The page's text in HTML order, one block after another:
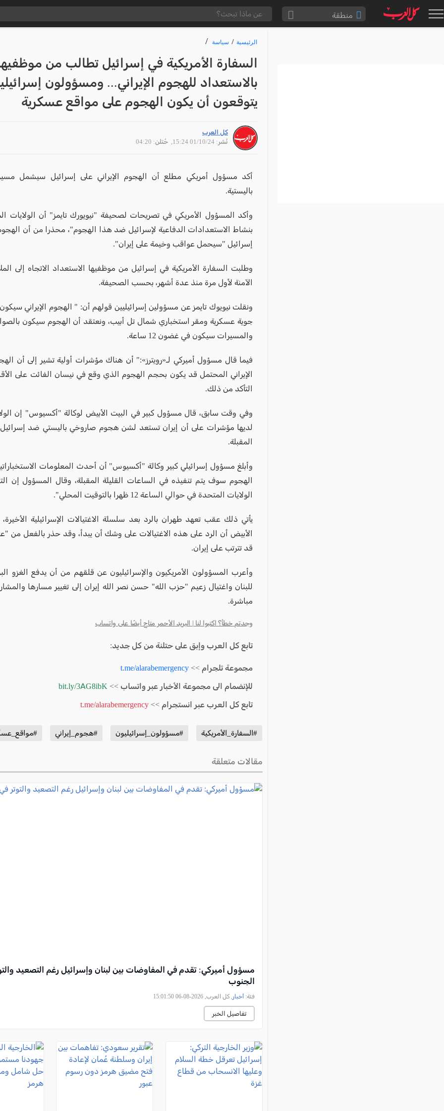
منطقة
الرئيسية سياسة
السفارة الأمريكية في إسرائيل تطالب من
بالاستعداد للهجوم الإيراني... ومسؤولون
يتوقعون أن يكون الهجوم على مواقع عسكرية
كل العرب
نُشر: 01/10/24 15:24
, حُتلن: 04:20
أكد مسؤول أمريكي مطلع أن الهجوم الإيراني على إسرائيل سيشمل
باليستية.
وأكد المسؤول الأمريكي في تصريحات لصحيفة "نيويورك تايمز" أن الولايات
بنشاط الاستعدادات الدفاعية لإسرائيل ضد هذا الهجوم"، محذرا من أن
إسرائيل "سيحمل عواقب وخيمة على إيران".
وطلبت السفارة الأمريكية في إسرائيل من موظفيها الاستعداد الاتجاه إلى
الآمنة لأول مرة منذ عدة أشهر، بحسب الصحيفة.
جوية عسكرية ومقر استخباري شمال تل أبيب، ونعتقد أن الهجوم سيكون
والمسيرات سيكون في غضون 12 ساعة.
فيما قال مسؤول أميركي لـ«رويترز»:" أن هناك مؤشرات أولية تشير إلى أن
الإيراني المحتمل قد يكون بحجم الهجوم الذي وقع في نيسان الفائت على
التأكد من ذلك.
وفي وقت سابق، قال مسؤول كبير في البيت الأبيض لوكالة "أكسيوس" إن
لديها مؤشرات على أن إيران تستعد لشن هجوم صاروخي باليستي ضد
المقبلة.
وأبلغ مسؤول إسرائيلي كبير وكالة "أكسيوس" أن أحدث المعلومات
الهجوم سوف يتم تنفيذه في الساعات القليلة المقبلة، وقال المسؤول إن
الولايات المتحدة في حوالي الساعة 12 ظهرا بالتوقيت المحلي".
يأتي ذلك عقب تعهد طهران بالرد بعد سلسلة الاغتيالات الإسرائيلية
الأبيض أن الرد على هذه الاغتيالات على وشك أن يبدأ، وقد حذر بالفعل من
قد تترتب على إيران.
وأعرب المسؤولون الأمريكيون والإسرائيليون عن قلقهم من أن يدفع الغزو
للبنان واغتيال زعيم "حزب الله" حسن نصر الله إيران إلى تغيير مسارها
مباشرة.
وجدتم خطأ؟ اكتبوا لنا | البريد الأحمر متاح أيضًا على واتساب
تابع كل العرب وإبق على حتلنة من كل جديد:
مجموعة تلجرام >> t.me/alarabemergency
للإنضمام الى مجموعة الأخبار عبر واتساب >> bit.ly/3AG8ibK
تابع كل العرب عبر انستجرام >> t.me/alarabemergency
#السفارة_الأمريكية #مسؤولون_إسرائيليون #هجوم_إيراني
مقالات متعلقة
مسؤول أميركي: تقدم في المفاوضات بين لبنان وإسرائيل رغم التصعيد
الجنوب
فئة: أخبار , كل العرب, 2026-08-06 15:01:50
تفاصيل الخبر